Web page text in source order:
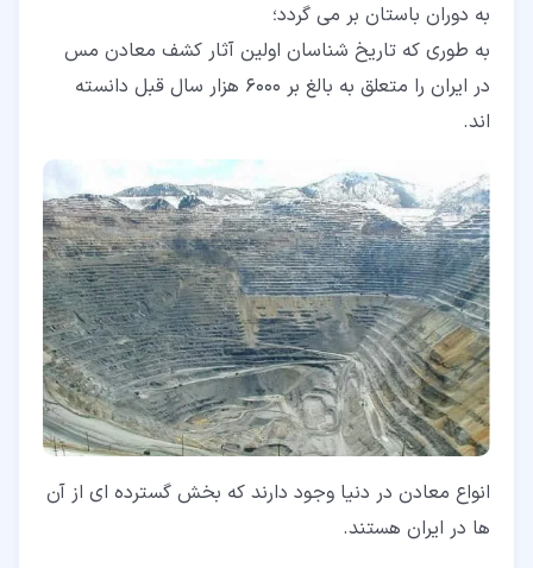
به دوران باستان بر می گردد؛
به طوری که تاریخ شناسان اولین آثار کشف معادن مس
در ایران را متعلق به بالغ بر 6000 هزار سال قبل دانسته
اند.
انواع معادن در دنیا وجود دارند که بخش گسترده ای از آن
ها در ایران هستند.